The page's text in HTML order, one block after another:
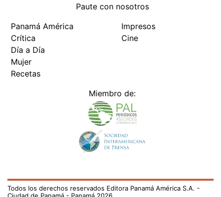
Paute con nosotros
Panamá América
Crítica
Día a Día
Mujer
Recetas
Impresos
Cine
Miembro de:
Todos los derechos reservados Editora Panamá América S.A. -
Ciudad de Panamá - Panamá 2026.